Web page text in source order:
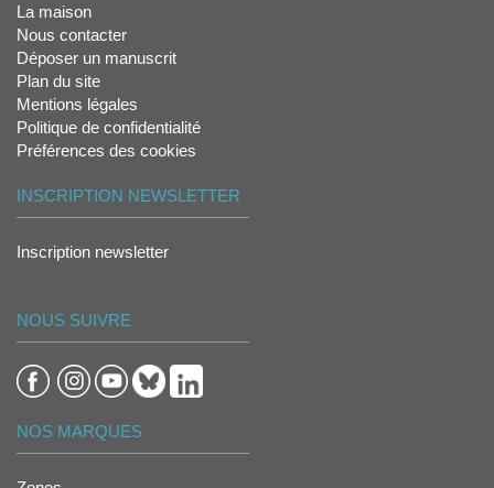
La maison
Nous contacter
Déposer un manuscrit
Plan du site
Mentions légales
Politique de confidentialité
Préférences des cookies
INSCRIPTION NEWSLETTER
Inscription newsletter
NOUS SUIVRE
NOS MARQUES